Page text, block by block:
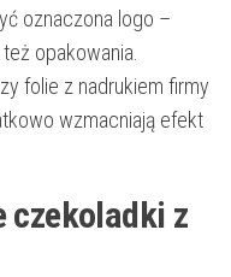
oznaczona logo –
opakowania.
folie z nadrukiem firmy
wzmacniają efekt
czekoladki z